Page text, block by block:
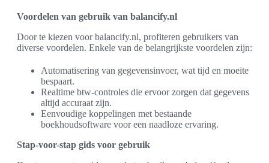
Voordelen van gebruik van balancify.nl
Door te kiezen voor balancify.nl, profiteren gebruikers van
diverse voordelen. Enkele van de belangrijkste voordelen zijn:
Automatisering van gegevensinvoer, wat tijd en moeite
bespaart.
Realtime btw-controles die ervoor zorgen dat gegevens
altijd accuraat zijn.
Eenvoudige koppelingen met bestaande
boekhoudsoftware voor een naadloze ervaring.
Stap-voor-stap gids voor gebruik